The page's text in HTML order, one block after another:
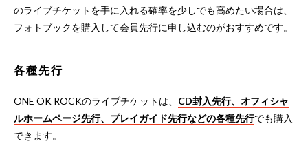
のライブチケットを手に入れる確率を少しでも高めたい場合は、
フォトブックを購入して会員先行に申し込むのがおすすめです。
各種先行
ONE OK ROCKのライブチケットは、 CD封入先行、オフィシャ
ルホームページ先行、プレイガイド先行などの各種先行でも購入
できます。